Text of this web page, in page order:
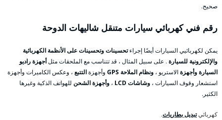
صحيح.
رقم فني كهربائي سيارات متنقل شاليهات الدوحة
يمكن لكهربائيي السيارات أيضًا إجراءتحسينات وتحسينات على الأنظمة الكهربائية
والإلكترونية للسيارة. على سبيل المثال ، قد تتناسب مع الملحقات مثلأجهزة راديو
السيارة وأجهزةالاستريو ، ونظام الملاحة GPS وأجهزةالتتبع ، وعكس الكاميرات وأجهزة
استشعار وقوف السيارات ، وشاشات LCD ، وأجهزة الشحن للهواتف الذكية وغيرها
الكثير.
كهربائيتبديل بطاريات.